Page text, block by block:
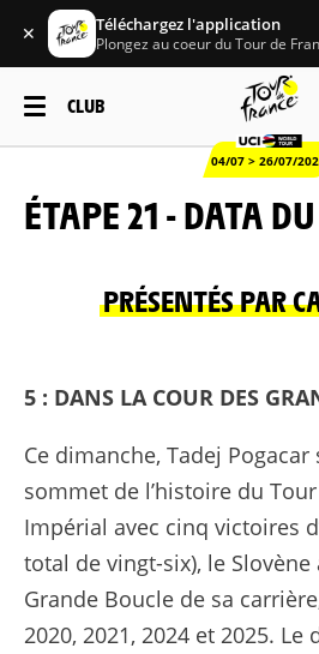
✕ Téléchargez l'application
Plongez au coeur du Tour de
CLUB
04/07 > 26/07/
ÉTAPE 21 - DATA
PRÉSENTÉS PAR
5 : DANS LA COUR DES
Ce dimanche, Tadej Pogacar
sommet de l’histoire du
Impérial avec cinq victoires
total de vingt-six), le
Grande Boucle de sa
2020, 2021, 2024 et 2025.